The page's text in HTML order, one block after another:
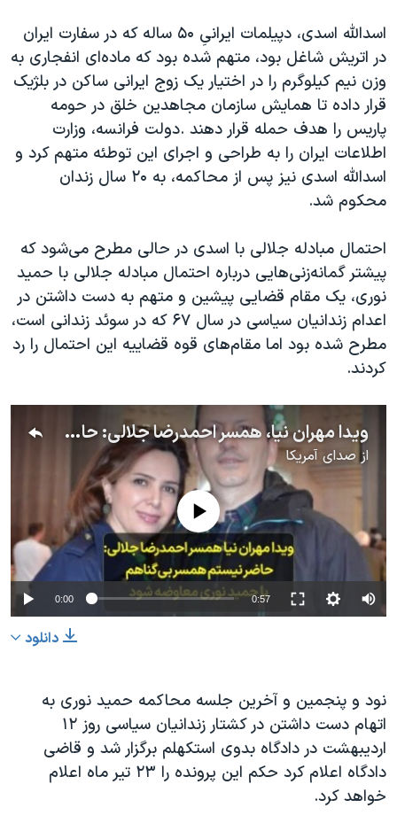
اسدالله اسدی، دپیلمات ایرانیِ ۵۰ ساله که در سفارت ایران
در اتریش شاغل بود، متهم شده بود که ماده‌ای انفجاری به
وزن نیم کیلوگرم را در اختیار یک زوج ایرانی ساکن در بلژیک
قرار داده تا همایش سازمان مجاهدین خلق در حومه
پاریس را هدف حمله قرار دهند .دولت فرانسه، وزارت
اطلاعات ایران را به طراحی و اجرای این توطئه متهم کرد و
اسدالله اسدی نیز پس از محاکمه، به ۲۰ سال زندان
محکوم شد.
احتمال مبادله جلالی با اسدی در حالی مطرح می‌شود که
پیشتر گمانه‌زنی‌هایی درباره احتمال مبادله جلالی با حمید
نوری، یک مقام قضایی پیشین و متهم به دست داشتن در
اعدام زندانیان سیاسی در سال ۶۷ که در سوئد زندانی است،
مطرح شده بود اما مقام‌های قوه قضاییه این احتمال را رد
کردند.
ویدا مهران نیا، همسر احمدرضا جلالی: حاضر نیستم همسر بی‌گناهم با حمید نوری معاوضه شود
از صدای آمریکا
No media source currently available
0:00 0:57
دانلود
نود و پنجمین و آخرین جلسه محاکمه حمید نوری به
اتهام دست داشتن در کشتار زندانیان سیاسی روز ۱۲
اردیبهشت در دادگاه بدوی استکهلم برگزار شد و قاضی
دادگاه اعلام کرد حکم این پرونده را ۲۳ تیر ماه اعلام
خواهد کرد.